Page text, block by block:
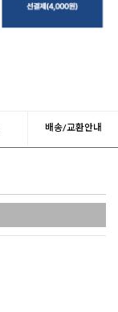
배송/교환안내